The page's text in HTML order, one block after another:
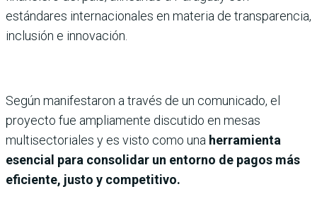
estándares internacionales en materia de transparencia,
inclusión e innovación.
Según manifestaron a través de un comunicado, el
proyecto fue ampliamente discutido en mesas
multisectoriales y es visto como una herramienta
esencial para consolidar un entorno de pagos más
eficiente, justo y competitivo.